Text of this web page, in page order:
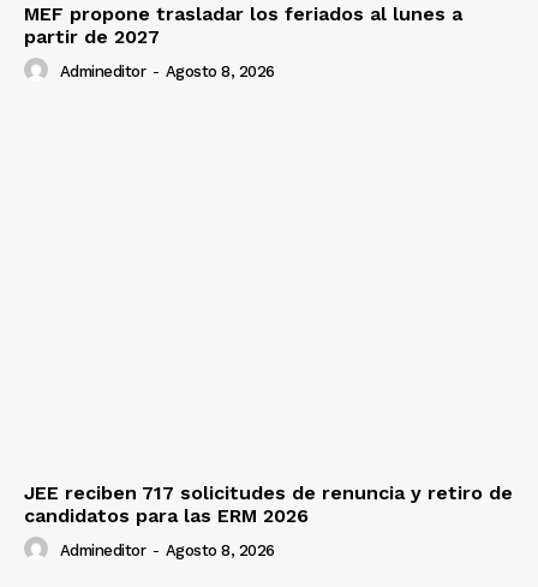
MEF propone trasladar los feriados al lunes a
partir de 2027
Admineditor - Agosto 8, 2026
JEE reciben 717 solicitudes de renuncia y retiro de
candidatos para las ERM 2026
Admineditor - Agosto 8, 2026